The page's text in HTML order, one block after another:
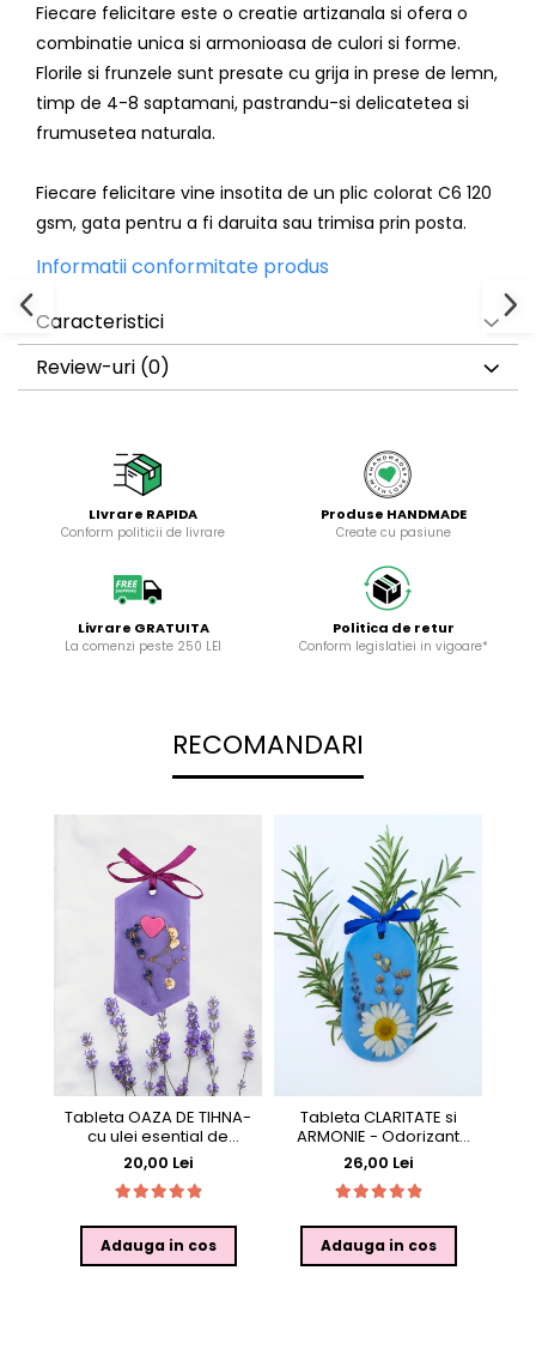
Fiecare felicitare este o creatie artizanala si ofera o
combinatie unica si armonioasa de culori si forme.
Florile si frunzele sunt presate cu grija in prese de lemn,
timp de 4-8 saptamani, pastrandu-si delicatetea si
frumusetea naturala.
Fiecare felicitare vine insotita de un plic colorat C6 120
gsm, gata pentru a fi daruita sau trimisa prin posta.
Informatii conformitate produs
Caracteristici
Review-uri (0)
LIvrare RAPIDA
Conform politicii de livrare
Produse HANDMADE
Create cu pasiune
Livrare GRATUITA
La comenzi peste 250 LEI
Politica de retur
Conform legislatiei in vigoare*
RECOMANDARI
Tableta OAZA DE TIHNA-
cu ulei esential de
Lavanda si decor botanic,
25g, in punga
20,00 Lei
Adauga in cos
Tableta CLARITATE si
ARMONIE - Odorizant
dulap cu ulei esential de
Rozmarin si Lavanda, 25g,
in cutie
26,00 Lei
Adauga in cos